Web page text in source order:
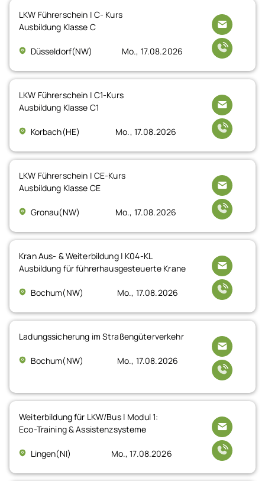
LKW Führerschein | C- Kurs
Ausbildung Klasse C
Düsseldorf(NW) Mo., 17.08.2026
LKW Führerschein | C1-Kurs
Ausbildung Klasse C1
Korbach(HE) Mo., 17.08.2026
LKW Führerschein | CE-Kurs
Ausbildung Klasse CE
Gronau(NW) Mo., 17.08.2026
Kran Aus- & Weiterbildung | K04-KL
Ausbildung für führerhausgesteuerte Krane
Bochum(NW) Mo., 17.08.2026
Ladungssicherung im Straßengüterverkehr
Bochum(NW) Mo., 17.08.2026
Weiterbildung für LKW/Bus | Modul 1:
Eco-Training & Assistenzsysteme
Lingen(NI) Mo., 17.08.2026